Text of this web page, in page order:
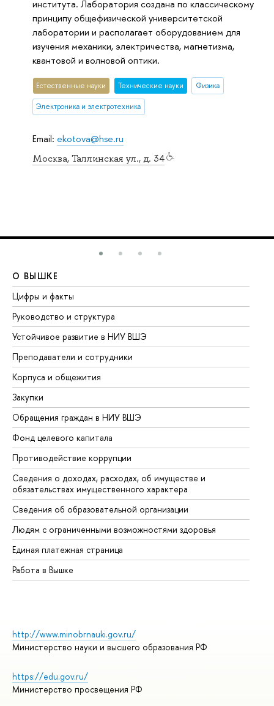
Email: ekotova@hse.ru
Москва, Таллинская ул., д. 34
института. Лаборатория создана по классическому
принципу общефизической университетской
лаборатории и располагает оборудованием для
изучения механики, электричества, магнетизма,
квантовой и волновой оптики.
Естественные науки Тех­ничес­кие науки Физика
Электроника и электротехника
О ВЫШКЕ
Цифры и факты
Руководство и структура
Устойчивое развитие в НИУ ВШЭ
Преподаватели и сотрудники
Корпуса и общежития
Закупки
Обращения граждан в НИУ ВШЭ
Фонд целевого капитала
Противодействие коррупции
Сведения о доходах, расходах, об имуществе и
обязательствах имущественного характера
Сведения об образовательной организации
Людям с ограниченными возможностями здоровья
Единая платежная страница
Работа в Вышке
http://www.minobrnauki.gov.ru/
Министерство науки и высшего образования РФ
https://edu.gov.ru/
Министерство просвещения РФ